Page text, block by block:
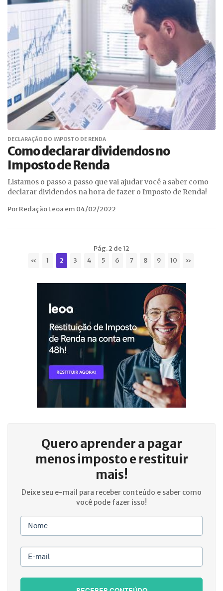
DECLARAÇÃO DO IMPOSTO DE RENDA
Como declarar dividendos no
Imposto de Renda
Listamos o passo a passo que vai ajudar você a saber como
declarar dividendos na hora de fazer o Imposto de Renda!
Por Redação Leoa em 04/02/2022
Pág. 2 de 12
«
1 2 3 4 5 6 7 8 9 10 »
Quero aprender a pagar
menos imposto e restituir
mais!
Deixe seu e-mail para receber conteúdo e saber como
você pode fazer isso!
Nome
E-mail